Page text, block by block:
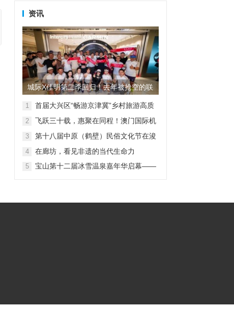
资讯
城际X佳明第二季回归！去年被抢空的联
名表，又来了
1
首届大兴区“畅游京津冀”乡村旅游高质
2
飞跃三十载，惠聚在同程！澳门国际机
3
第十八届中原（鹤壁）民俗文化节在浚
4 在廊坊，看见非遗的当代生命力
5
宝山第十二届冰雪温泉嘉年华启幕——